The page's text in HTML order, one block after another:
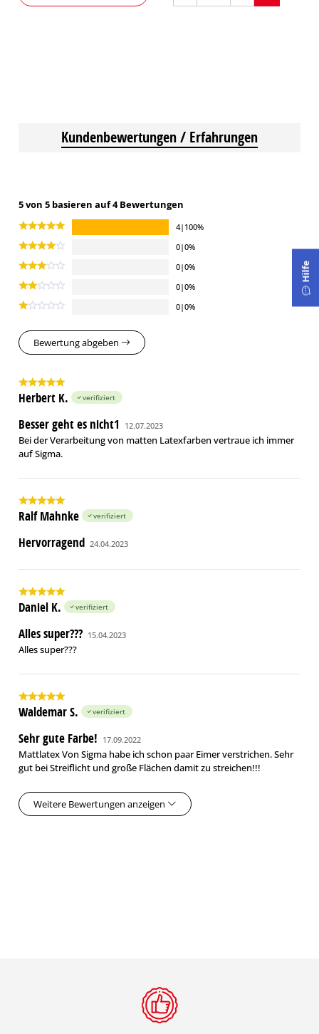
Kundenbewertungen / Erfahrungen
5 von 5 basieren auf 4 Bewertungen
4|100%
0|0%
0|0%
0|0%
0|0%
Bewertung abgeben
Herbert K. verifiziert
Besser geht es nicht1 12.07.2023
Bei der Verarbeitung von matten Latexfarben vertraue ich immer
auf Sigma.
Ralf Mahnke verifiziert
Hervorragend 24.04.2023
Daniel K. verifiziert
Alles super??? 15.04.2023
Alles super???
Waldemar S. verifiziert
Sehr gute Farbe! 17.09.2022
Mattlatex Von Sigma habe ich schon paar Eimer verstrichen. Sehr
gut bei Streiflicht und große Flächen damit zu streichen!!!
Weitere Bewertungen anzeigen
Hilfe